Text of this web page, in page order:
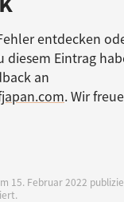
entdecken
Eintrag
an
. Wir
15. Februar 2022